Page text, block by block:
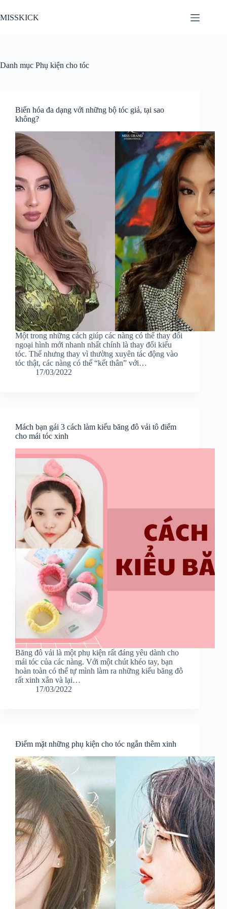
đến
phần
MISSKICK
Danh mục Phụ kiện cho tóc
Biến hóa đa dạng với những bộ tóc giả, tại sao
không?
Một trong những cách giúp các nàng có thể thay đổi
ngoại hình mới nhanh nhất chính là thay đổi kiểu
tóc. Thế nhưng thay vì thường xuyên tác động vào
tóc thật, các nàng có thể “kết thân” với…
17/03/2022
Mách bạn gái 3 cách làm kiểu băng đô vải tô điểm
cho mái tóc xinh
Băng đô vải là một phụ kiện rất đáng yêu dành cho
mái tóc của các nàng. Với một chút khéo tay, bạn
hoàn toàn có thể tự mình làm ra những kiểu băng đô
rất xinh xắn và lại…
17/03/2022
Điểm mặt những phụ kiện cho tóc ngắn thêm xinh